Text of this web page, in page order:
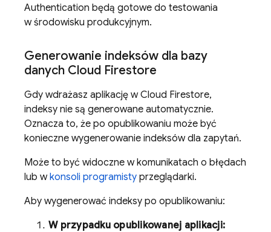
Authentication będą gotowe do testowania
w środowisku produkcyjnym.
Generowanie indeksów dla bazy
danych Cloud Firestore
Gdy wdrażasz aplikację wCloud Firestore,
indeksy nie są generowane automatycznie.
Oznacza to, że po opublikowaniu może być
konieczne wygenerowanie indeksów dla zapytań.
Może to być widoczne w komunikatach o błędach
lub wkonsoli programisty przeglądarki.
Aby wygenerować indeksy po opublikowaniu:
W przypadku opublikowanej aplikacji: